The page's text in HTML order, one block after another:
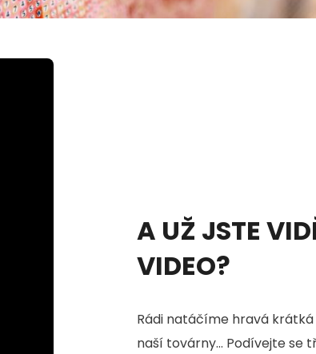
A UŽ JSTE
VIDEO?
Rádi natáčíme hravá krátká
naší továrny... Podívejte se